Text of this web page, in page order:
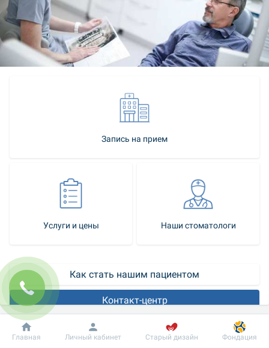
Запись на прием
Услуги и цены Наши стоматологи
Как стать нашим пациентом
Контакт-центр
Красивую улыбку составляют не только лишь правильное
Добробут Информация Пациенту
Главная Личный кабинет Старый дизайн Фондация